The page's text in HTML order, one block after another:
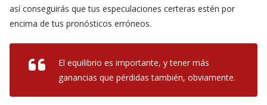
así conseguirás que tus especulaciones certeras estén por
encima de tus pronósticos erróneos.
El equilibrio es importante, y tener más
ganancias que pérdidas también, obviamente.